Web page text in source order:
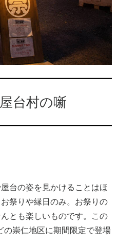
台村の噺
台の姿を見かけることはほ
祭りや縁日のみ。お祭りの
とも楽しいものです。この
の崇仁地区に期間限定で登場